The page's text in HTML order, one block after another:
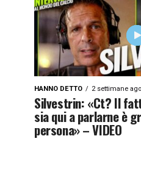
HANNO DETTO 2 settimane ago
Silvestrin: «Ct? Il
sia qui a parlarne è
persona» – VIDEO